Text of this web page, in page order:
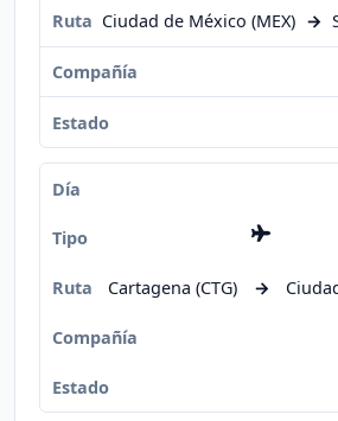
Ciudad de México (MEX) →
Cartagena (CTG) →